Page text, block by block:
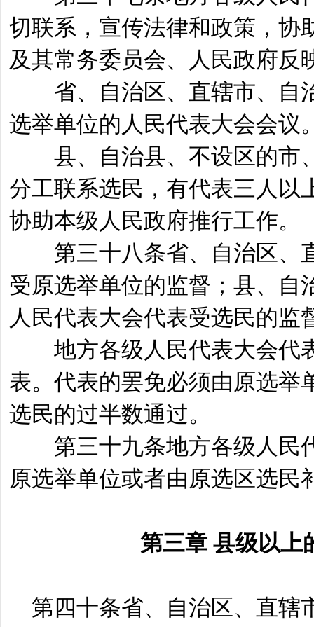
切联系，宣传法律和政策，协
及其常务委员会、人民政府反
省、自治区、直辖市、自治
选举单位的人民代表大会会议
县、自治县、不设区的市、
分工联系选民，有代表三人以
协助本级人民政府推行工作。
第三十八条省、自治区、直
受原选举单位的监督；县、自
人民代表大会代表受选民的监
地方各级人民代表大会代表
表。代表的罢免必须由原选举
选民的过半数通过。
第三十九条地方各级人民代
原选举单位或者由原选区选民
第三章 县级以上
第四十条省、自治区、直辖